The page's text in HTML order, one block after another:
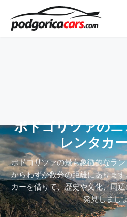
ポドゴリツァの
レンタカ
ポドゴリツァの最も象徴的なラ
からわずか数分の距離にありま
カーを借りて、歴史や文化、周
発見しまし